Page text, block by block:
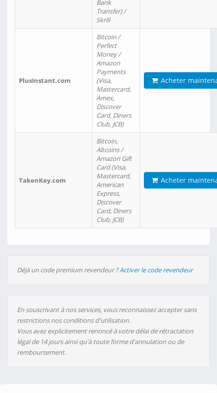
Bank
Transfer) /
Skrill
PlusInstant.com
Bitcoin /
Perfect
Money /
Amazon
Payments
(Visa,
Mastercard,
Amex,
Discover
Card, Diners
Club, JCB)
Acheter
TakenKey.com
Bitcoin,
Altcoins /
Amazon Gift
Card (Visa,
Mastercard,
American
Express,
Discover
Card, Diners
Club, JCB)
Acheter
Déjà un code premium revendeur ?Activer le code revendeur
En souscrivant à nos services, vous reconnaissez accepter sans
restrictions nos conditions d'utilisation.
Vous avez explicitement renoncé à votre délai de rétractation
légal de 14 jours ainsi qu'à toute forme d'annulation ou de
remboursement.